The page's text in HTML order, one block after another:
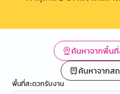
ค้นหาจากพื้น
ค้นหาจากส
พื้นที่สะดวกรับงาน